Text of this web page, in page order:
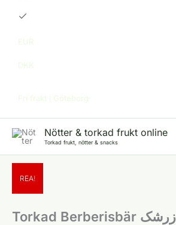
EUR
DKK
Fri frakt i Göteborg·
Nötter & torkad frukt online
Torkad frukt, nötter & snacks
REA!
Torkad Berberisbär زرشک